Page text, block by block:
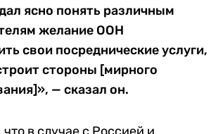
ясно понять различным
желание ООН
свои посреднические услуги,
стороны [мирного
— сказал он.